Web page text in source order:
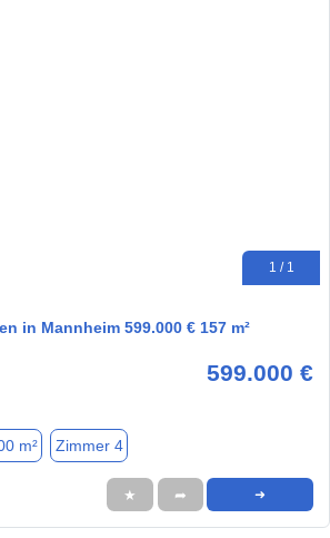
1 / 1
in Mannheim 599.000 € 157 m²
599.000 €
m² Zimmer 4
★ ➦ ➜